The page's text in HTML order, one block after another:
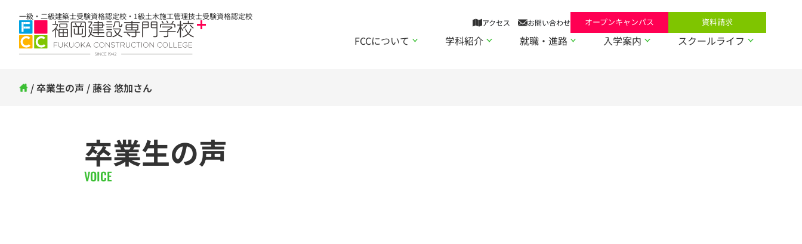
一級・二級建築士受験資格認定校・1級土木施工管理技士受験資格認定校
アクセス お問い合わせ オープンキャンパス 資料請求
FCCについて 学科紹介 就職・進路 入学案内 スクールライフ
/卒業生の声 / 藤谷 悠加さん
卒業生の声
VOICE